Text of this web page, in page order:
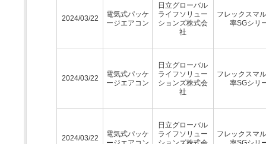
2024/03/22
電気式パッケ
ージエアコン
日立グローバル
ライフソリュー
ションズ株式会
社
フレックスマ
率SGシリ
2024/03/22
電気式パッケ
ージエアコン
日立グローバル
ライフソリュー
ションズ株式会
社
フレックスマ
率SGシリ
2024/03/22
電気式パッケ
日立グローバル
ライフソリュー
フレックスマ